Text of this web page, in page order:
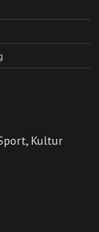
Kultur